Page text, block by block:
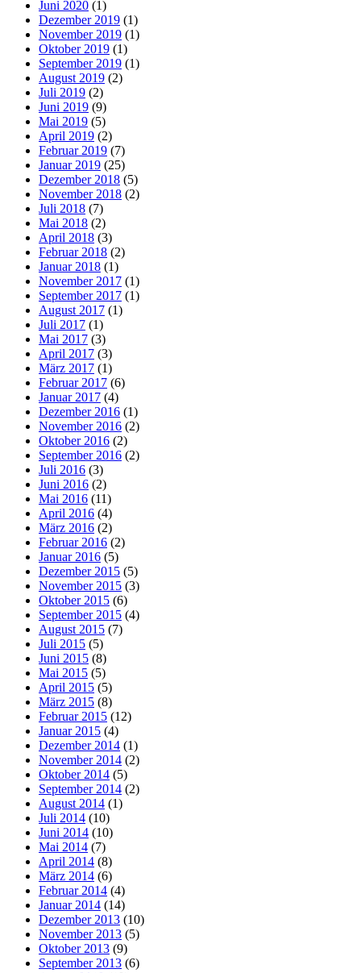
Juni 2020 (1)
Dezember 2019 (1)
November 2019 (1)
Oktober 2019 (1)
September 2019 (1)
August 2019 (2)
Juli 2019 (2)
Juni 2019 (9)
Mai 2019 (5)
April 2019 (2)
Februar 2019 (7)
Januar 2019 (25)
Dezember 2018 (5)
November 2018 (2)
Juli 2018 (7)
Mai 2018 (2)
April 2018 (3)
Februar 2018 (2)
Januar 2018 (1)
November 2017 (1)
September 2017 (1)
August 2017 (1)
Juli 2017 (1)
Mai 2017 (3)
April 2017 (3)
März 2017 (1)
Februar 2017 (6)
Januar 2017 (4)
Dezember 2016 (1)
November 2016 (2)
Oktober 2016 (2)
September 2016 (2)
Juli 2016 (3)
Juni 2016 (2)
Mai 2016 (11)
April 2016 (4)
März 2016 (2)
Februar 2016 (2)
Januar 2016 (5)
Dezember 2015 (5)
November 2015 (3)
Oktober 2015 (6)
September 2015 (4)
August 2015 (7)
Juli 2015 (5)
Juni 2015 (8)
Mai 2015 (5)
April 2015 (5)
März 2015 (8)
Februar 2015 (12)
Januar 2015 (4)
Dezember 2014 (1)
November 2014 (2)
Oktober 2014 (5)
September 2014 (2)
August 2014 (1)
Juli 2014 (10)
Juni 2014 (10)
Mai 2014 (7)
April 2014 (8)
März 2014 (6)
Februar 2014 (4)
Januar 2014 (14)
Dezember 2013 (10)
November 2013 (5)
Oktober 2013 (9)
September 2013 (6)